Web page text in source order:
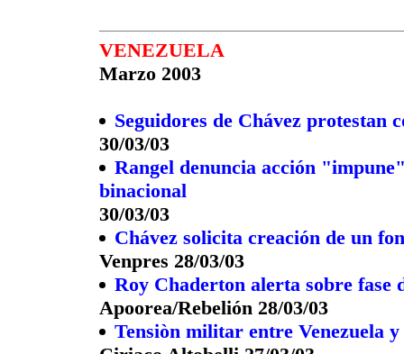
VENEZUELA
Marzo 2003
Seguidores de Chávez
30/03/03
Rangel denuncia acción
binacional
30/03/03
Chávez solicita creación de un
Venpres 28/03/03
Roy Chaderton alerta sobre fase
Apoorea/Rebelión 28/03/03
Tensiòn militar entre Venezuela